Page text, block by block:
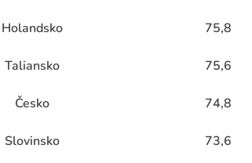
Holandsko 75,8
Taliansko 75,6
Česko 74,8
Slovinsko 73,6